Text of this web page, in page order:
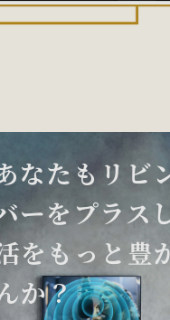
なたもリビ
ーをプラス
をもっと豊
か？